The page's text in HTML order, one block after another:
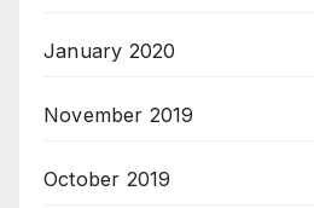
January 2020
November 2019
October 2019